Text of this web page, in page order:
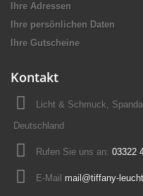
Ihre Adressen
Ihre persönlichen Daten
Ihre Gutscheine
Kontakt
Licht & Schmuck,
Deutschland
Rufen Sie uns an: 03322
E-Mail mail@tiffany-